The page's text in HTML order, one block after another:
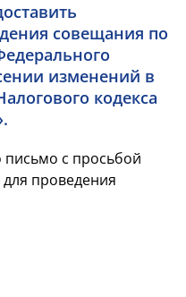
совещания по
изменений в
кодекса
с просьбой
проведения
первой и второй...